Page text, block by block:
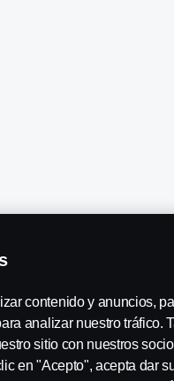
Declaración de privacidad
contenido y anuncios,
analizar nuestro tráfico.
sitio con nuestros
en "Acepto", acepta dar